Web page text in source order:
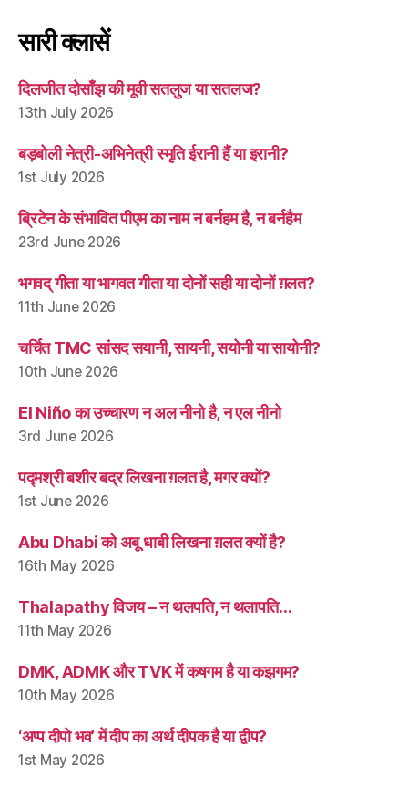
सारी क्लासें
दिलजीत दोसाँझ की मूवी सतलुज या सतलज?
13th July 2026
बड़बोली नेत्री-अभिनेत्री स्मृति ईरानी हैं या इरानी?
1st July 2026
ब्रिटेन के संभावित पीएम का नाम न बर्नहम है, न बर्नहैम
23rd June 2026
भगवद् गीता या भागवत गीता या दोनों सही या दोनों ग़लत?
11th June 2026
चर्चित TMC सांसद सयानी, सायनी, सयोनी या सायोनी?
10th June 2026
El Niño का उच्चारण न अल नीनो है, न एल नीनो
3rd June 2026
पद्मश्री बशीर बद्र लिखना ग़लत है, मगर क्यों?
1st June 2026
Abu Dhabi को अबू धाबी लिखना ग़लत क्यों है?
16th May 2026
Thalapathy विजय – न थलपति, न थलापति…
11th May 2026
DMK, ADMK और TVK में कषगम है या कझगम?
10th May 2026
‘अप्प दीपो भव’ में दीप का अर्थ दीपक है या द्वीप?
1st May 2026